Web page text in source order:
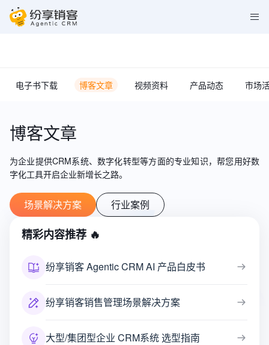
电子书下载 博客文章 视频资料 产品动态 市场
博客文章
为企业提供CRM系统、数字化转型等方面的专业知识，帮您用好数
字化工具开启企业新增长之路。
场景解决方案 行业案例
精彩内容推荐 🔥
纷享销客 Agentic CRM AI 产品白皮书
纷享销客销售管理场景解决方案
大型/集团型企业 CRM系统 选型指南